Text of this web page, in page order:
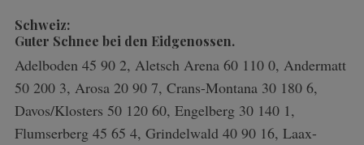
Schweiz:
Guter Schnee bei den Eidgenossen.
Adelboden 45 90 2, Aletsch Arena 60 110 0, Andermatt
50 200 3, Arosa 20 90 7, Crans-Montana 30 180 6,
Davos/Klosters 50 120 60, Engelberg 30 140 1,
Flumserberg 45 65 4, Grindelwald 40 90 16, Laax-